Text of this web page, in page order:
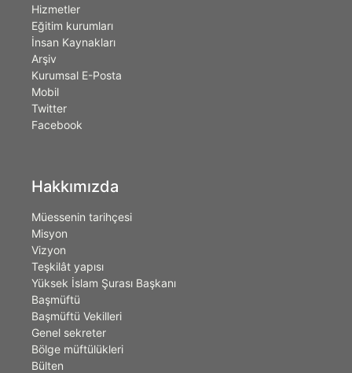
Hizmetler
Eğitim kurumları
İnsan Kaynakları
Arşiv
Kurumsal E-Posta
Mobil
Twitter
Facebook
Hakkımızda
Müessenin tarihçesi
Misyon
Vizyon
Teşkilât yapısı
Yüksek İslam Şurası Başkanı
Başmüftü
Başmüftü Vekilleri
Genel sekreter
Bölge müftülükleri
Bülten